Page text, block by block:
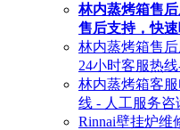
林内蒸烤箱售
售后支持，快
林内蒸烤箱售
24小时客服热
林内蒸烤箱客
线 - 人工服务咨
Rinnai壁挂炉维